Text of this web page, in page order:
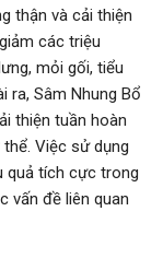
thận và cải thiện
các triệu
mỏi gối, tiểu
ra, Sâm Nhung Bổ
thiện tuần hoàn
Việc sử dụng
quả tích cực trong
vấn đề liên quan